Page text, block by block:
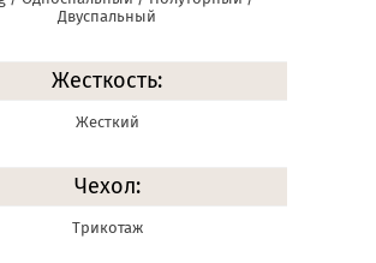
Двуспальный
Жесткость:
Жесткий
Чехол:
Трикотаж